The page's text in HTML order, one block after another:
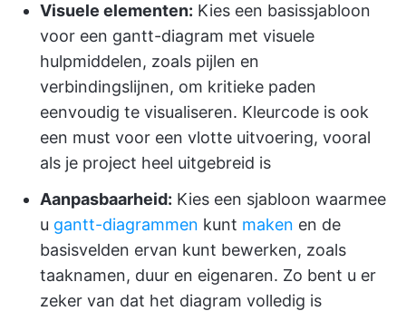
Visuele elementen: Kies een basissjabloon
voor een gantt-diagram met visuele
hulpmiddelen, zoals pijlen en
verbindingslijnen, om kritieke paden
eenvoudig te visualiseren. Kleurcode is ook
een must voor een vlotte uitvoering, vooral
als je project heel uitgebreid is
Aanpasbaarheid: Kies een sjabloon waarmee
u gantt-diagrammen kunt maken en de
basisvelden ervan kunt bewerken, zoals
taaknamen, duur en eigenaren. Zo bent u er
zeker van dat het diagram volledig is